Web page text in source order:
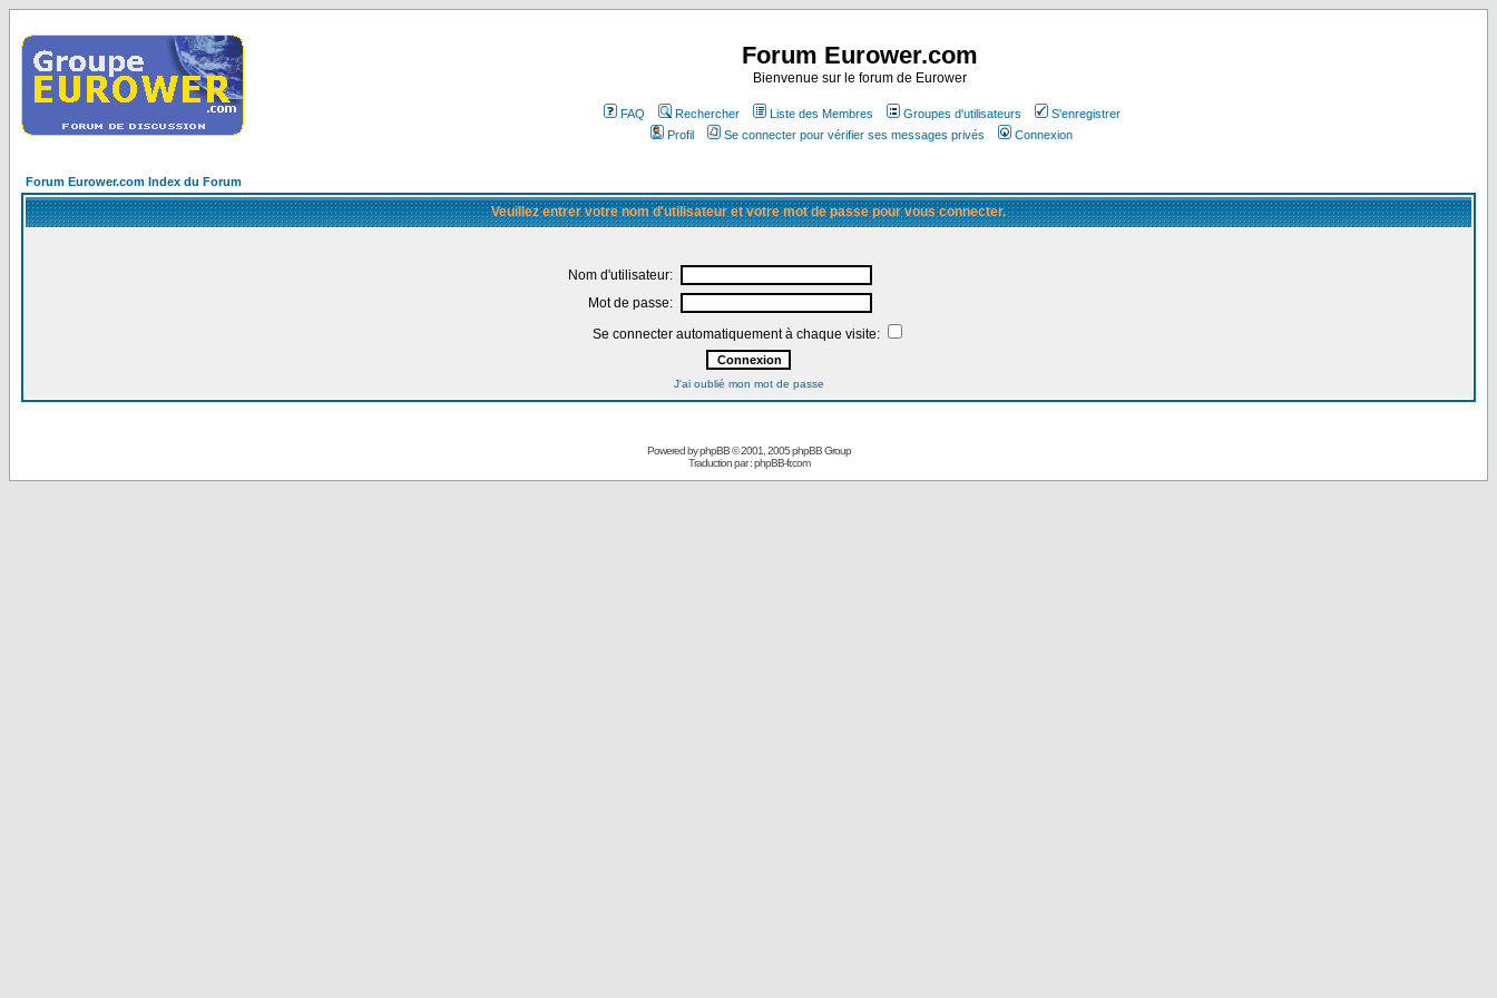
Forum Eurower.com
Bienvenue sur le forum de Eurower
FAQ Rechercher Liste des Membres Groupes d'utilisateurs
S'enregistrer
Profil
Se connecter pour vérifier ses messages privés Connexion
Forum Eurower.com Index du Forum
Veuillez entrer votre nom d'utilisateur et votre mot de passe pour vous connecter.
Nom d'utilisateur:
Mot de passe:
Se connecter automatiquement à chaque visite:
J'ai oublié mon mot de passe
Powered byphpBB© 2001, 2005 phpBB Group
Traduction par :phpBB-fr.com